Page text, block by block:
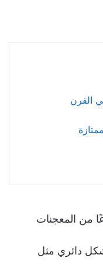
الفرن
من المعجنات
دائري مثل